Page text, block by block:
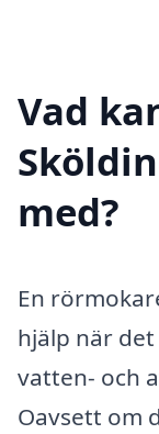
Vad
med?
En
hjälp när
vatten- och
Oavsett om